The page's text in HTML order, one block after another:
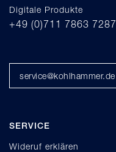
Digitale Produkte
+49 (0)711 7863 7287
service@kohlhammer.de
SERVICE
Wideruf erklären